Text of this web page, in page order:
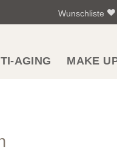
Wunschliste
AGING MAKE